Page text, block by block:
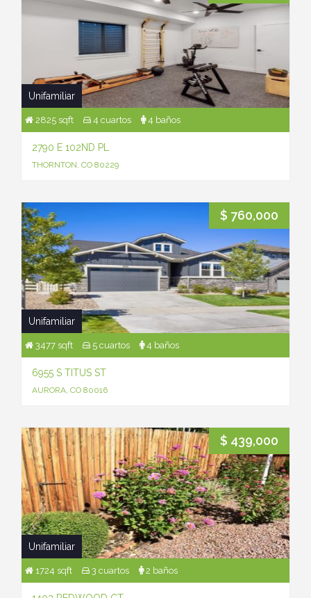
Unifamiliar
2825 sqft 4 cuartos 4 baños
2790 E 102ND PL
THORNTON, CO 80229
$ 760,000
Unifamiliar
3477 sqft 5 cuartos 4 baños
6955 S TITUS ST
AURORA, CO 80016
$ 439,000
Unifamiliar
1724 sqft 3 cuartos 2 baños